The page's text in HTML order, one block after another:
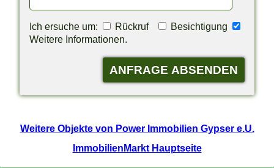
Ich ersuche um: Rückruf
Besichtigung
Weitere Informationen.
Weitere Objekte von Power Immobilien Gypser e.U.
ImmobilienMarkt Hauptseite